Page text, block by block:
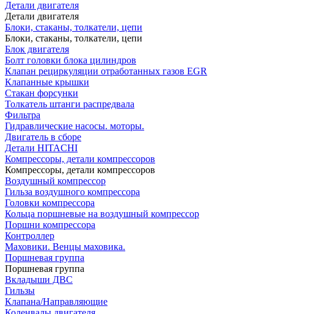
Детали двигателя
Детали двигателя
Блоки, стаканы, толкатели, цепи
Блоки, стаканы, толкатели, цепи
Блок двигателя
Болт головки блока цилиндров
Клапан рециркуляции отработанных газов EGR
Клапанные крышки
Стакан форсунки
Толкатель штанги распредвала
Фильтра
Гидравлические насосы. моторы.
Двигатель в сборе
Детали HITACHI
Компрессоры, детали компрессоров
Компрессоры, детали компрессоров
Воздушный компрессор
Гильза воздушного компрессора
Головки компрессора
Кольца поршневые на воздушный компрессор
Поршни компрессора
Контроллер
Маховики. Венцы маховика.
Поршневая группа
Поршневая группа
Вкладыши ДВС
Гильзы
Клапана/Направляющие